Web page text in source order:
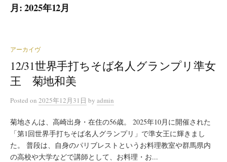
月:2025年12月
アーカイヴ
12/31世界手打ちそば名人グランプリ準女
王 菊地和美
Posted on 2025年12月31日 by admin
菊地さんは、高崎出身・在住の56歳。 2025年10月に開催された
「第1回世界手打ちそば名人グランプリ」で準女王に輝きまし
た。 普段は、自身のパリブレストというお料理教室や群馬県内
の高校や大学などで講師として、お料理・お...